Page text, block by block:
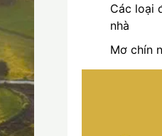
Các loại
nhà
Mơ chín